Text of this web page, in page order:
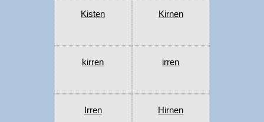
Kisten Kirnen
kirren irren
Irren Hirnen